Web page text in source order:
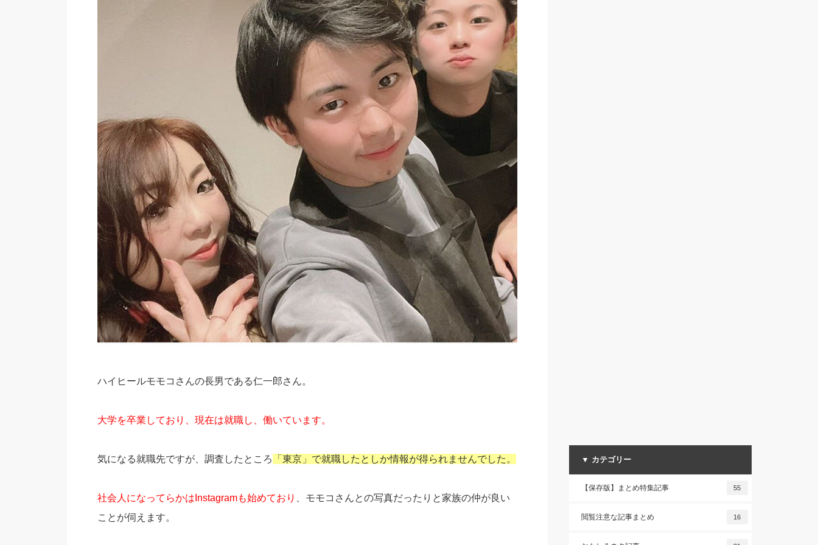
ハイヒールモモコさんの長男である仁一郎さん。
大学を卒業しており、現在は就職し、働いています。
気になる就職先ですが、調査したところ 「東京」で就職したとしか情報が得られませんでした。
社会人になってらかはInstagramも始めており
、モモコさんとの写真だったりと家族の仲が良い
ことが伺えます。
▼ カテゴリー
【保存版】まとめ特集記事 55
閲覧注意な記事まとめ 16